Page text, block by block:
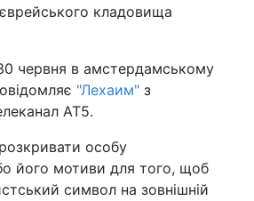
Лайт
кладовища
червня в амстердамському
"Лехаим" з
AT5.
особу
його мотиви для того, щоб
символ на зовнішній